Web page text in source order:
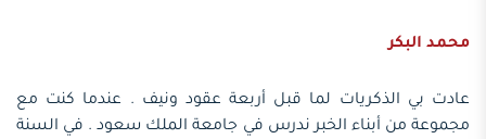
محمد البكر
عادت بي الذكريات لما قبل أربعة عقود ونيف . عندما كنت مع
مجموعة من أبناء الخبر ندرس في جامعة الملك سعود . في السنة